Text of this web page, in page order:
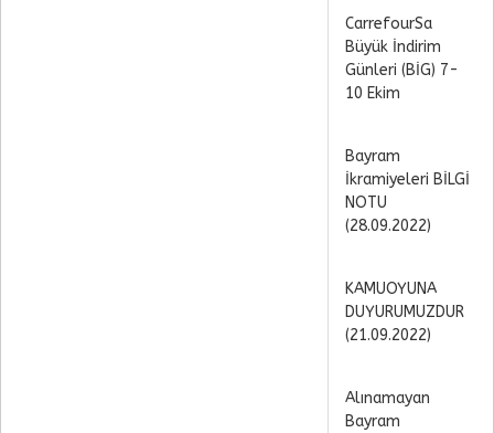
CarrefourSa
Büyük İndirim
Günleri (BİG) 7-
10 Ekim
Bayram
İkramiyeleri BİLGİ
NOTU
(28.09.2022)
KAMUOYUNA
DUYURUMUZDUR
(21.09.2022)
Alınamayan
Bayram